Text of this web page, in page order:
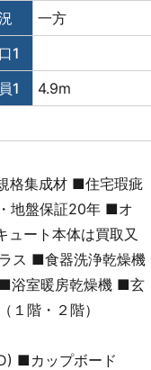
一方
1
1
4.9m
格集成材 ■住宅瑕疵
地盤保証20年 ■オ
ュート本体は買取又
ス ■食器洗浄乾燥機
浴室暖房乾燥機 ■玄
階・２階）
■カップボード